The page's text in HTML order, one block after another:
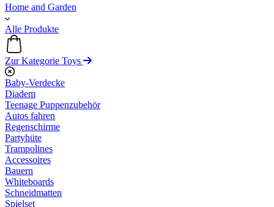
Home and Garden
Alle Produkte
Zur Kategorie Toys
Baby-Verdecke
Diadem
Teenage Puppenzubehör
Autos fahren
Regenschirme
Partyhüte
Trampolines
Accessoires
Bauern
Whiteboards
Schneidmatten
Spielset